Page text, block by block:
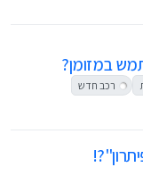
במזומן?
רכב חדש